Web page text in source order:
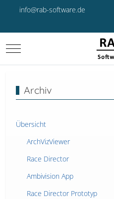
info@rab-software.de
Mobile Menu Toggle
Archiv
Übersicht
ArchVizViewer
Race Director
Ambivision App
Race Director Prototyp